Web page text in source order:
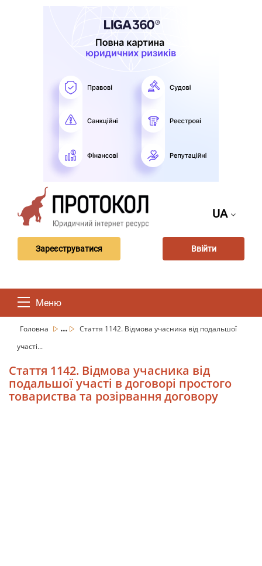
UA
Зареєструватися Ввійти
Меню
Головна ...
Стаття 1142. Відмова учасника від подальшої
участі...
Стаття 1142. Відмова учасника від
подальшої участі в договорі простого
товариства та розірвання договору